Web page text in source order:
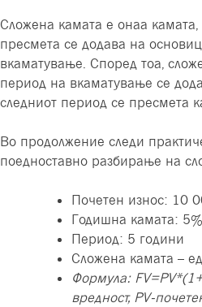
Сложена камата е онаа камата,
пресмета се додава на
вкаматување. Според тоа,
период на вкаматување се
следниот период се пресмета
Во продолжение следи
поедноставно разбирање на
Почетен износ: 10
Годишна камата: 5%
Период: 5 години
Сложена камата –
Формула:
вредност, PV-